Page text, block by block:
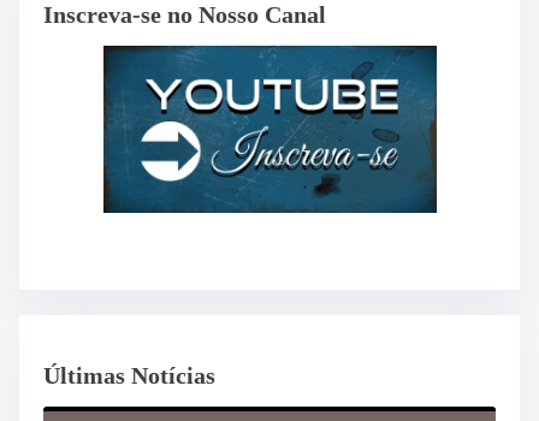
Inscreva-se no Nosso Canal
Últimas Notícias